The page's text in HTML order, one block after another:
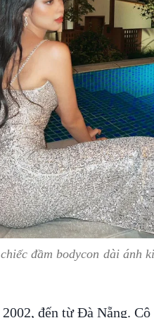
đầm bodycon dài ánh
đến từ Đà Nẵng.